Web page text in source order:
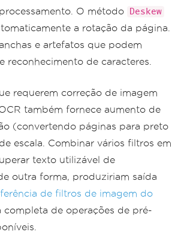
O método
Deskew
a rotação da página.
e artefatos que podem
reconhecimento de caracteres.
requerem correção de imagem
também fornece aumento de
(convertendo páginas para preto
escala. Combinar vários filtros em
texto utilizável de
outra forma, produziriam saída
de filtros de imagem do
completa de operações de pré-